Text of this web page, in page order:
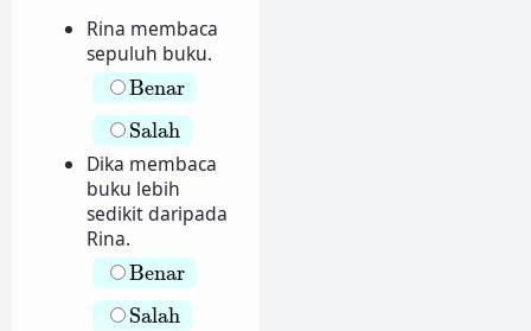
Rina membaca
sepuluh buku.
Benar
Benar
Salah
Salah
Dika membaca
buku lebih
sedikit daripada
Rina.
Benar
Benar
Salah
Salah